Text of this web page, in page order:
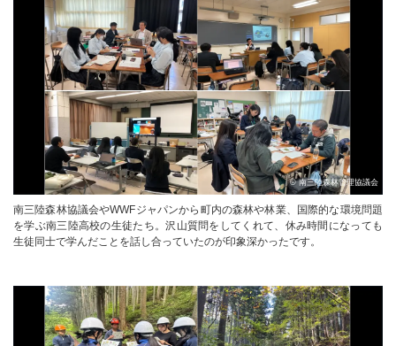
© 南三陸森林管理協議会
南三陸森林協議会やWWFジャパンから町内の森林や林業、国際的な環境問題
を学ぶ南三陸高校の生徒たち。沢山質問をしてくれて、休み時間になっても
生徒同士で学んだことを話し合っていたのが印象深かったです。